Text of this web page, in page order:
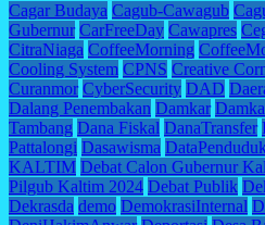
Cagar Budaya Cagub-Cawagub
Gubernur CarFreeDay Cawapres
CitraNiaga CoffeeMorning
Cooling System CPNS Creative
Curanmor CyberSecurity DAD
Dalang Penembakan Damkar
Tambang Dana Fiskal DanaTransfer
Pattalongi Dasawisma
KALTIM Debat Calon Gubernur
Pilgub Kaltim 2024 Debat Publik
Dekrasda demo DemokrasiInternal